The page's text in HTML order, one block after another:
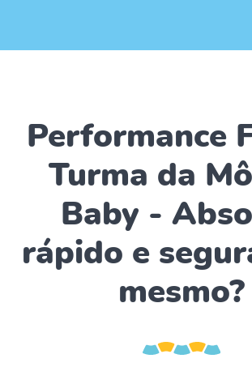
Performance
Turma da
Baby -
rápido e
mesmo?